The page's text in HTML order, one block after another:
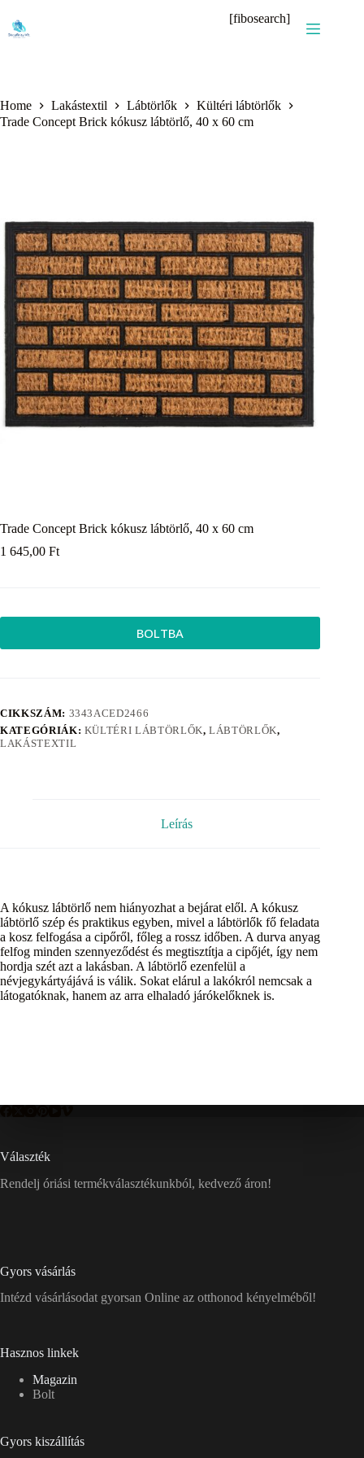
content
[fibosearch]
Home Lakástextil Lábtörlők
Kültéri lábtörlők
Trade Concept Brick kókusz lábtörlő, 40 x 60 cm
Trade Concept Brick kókusz lábtörlő, 40 x 60 cm
1 645,00 Ft
BOLTBA
CIKKSZÁM: 3343ACED2466
KATEGÓRIÁK: KÜLTÉRI LÁBTÖRLŐK,LÁBTÖRLŐK,
LAKÁSTEXTIL
Leírás
A kókusz lábtörlő nem hiányozhat a bejárat elől. A kókusz
lábtörlő szép és praktikus egyben, mivel a lábtörlők fő feladata
a kosz felfogása a cipőről, főleg a rossz időben. A durva anyag
felfog minden szennyeződést és megtisztítja a cipőjét, így nem
hordja szét azt a lakásban. A lábtörlő ezenfelül a
névjegykártyájává is válik. Sokat elárul a lakókról nemcsak a
látogatóknak, hanem az arra elhaladó járókelőknek is.
Választék
Rendelj óriási termékválasztékunkból, kedvező áron!
Gyors vásárlás
Intézd vásárlásodat gyorsan Online az otthonod kényelméből!
Hasznos linkek
Magazin
Bolt
Gyors kiszállítás